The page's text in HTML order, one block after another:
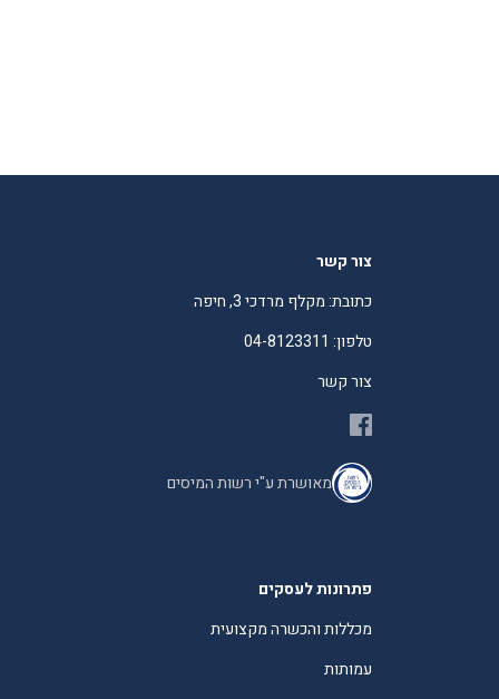
צור קשר
כתובת: מקלף מרדכי 3, חיפה
טלפון: 04-8123311
צור קשר
מאושרת ע"י רשות המיסים
פתרונות לעסקים
מכללות והכשרה מקצועית
עמותות